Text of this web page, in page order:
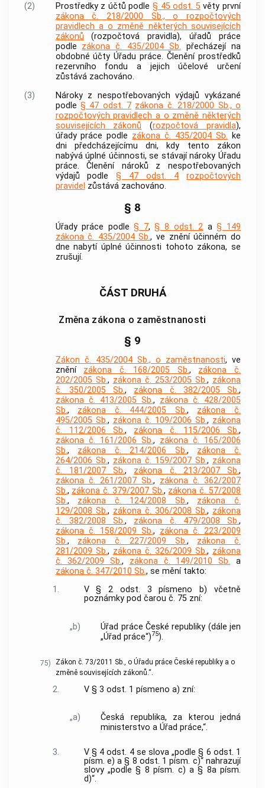
(2)
Prostředky z účtů podle § 45 odst. 5věty první
zákona č. 218/2000 Sb., o rozpočtových
pravidlech a o změně některých souvisejících
zákonů (rozpočtová pravidla), úřadů práce
podle zákona č. 435/2004 Sb. přecházejí na
obdobné účty Úřadu práce. Členění prostředků
rezervního fondu a jejich účelové určení
zůstává zachováno.
(3)
Nároky z nespotřebovaných výdajů vykázané
podle § 47 odst. 7 zákona č. 218/2000 Sb., o
rozpočtových pravidlech a o změně některých
souvisejících zákonů (rozpočtová pravidla),
úřady práce podle zákona č. 435/2004 Sb. ke
dni předcházejícímu dni, kdy tento zákon
nabývá úplné účinnosti, se stávají nároky Úřadu
práce. Členění nároků z nespotřebovaných
výdajů podle§ 47 odst. 4
rozpočtových
pravidel zůstává zachováno.
§ 8
Úřady práce podle§ 7,§ 8 odst. 2 a§ 149
zákona č. 435/2004 Sb., ve znění účinném do
dne nabytí úplné účinnosti tohoto zákona, se
zrušují.
ČÁST DRUHÁ
Změna zákona o zaměstnanosti
§ 9
Zákon č. 435/2004 Sb., o zaměstnanosti, ve
znění zákona č. 168/2005 Sb., zákona č.
202/2005 Sb., zákona č. 253/2005 Sb., zákona
č. 350/2005 Sb., zákona č. 382/2005 Sb.,
zákona č. 413/2005 Sb., zákona č. 428/2005
Sb., zákona č. 444/2005 Sb., zákona č.
495/2005 Sb., zákona č. 109/2006 Sb., zákona
č. 112/2006 Sb., zákona č. 115/2006 Sb.,
zákona č. 161/2006 Sb., zákona č. 165/2006
Sb., zákona č. 214/2006 Sb., zákona č.
264/2006 Sb., zákona č. 159/2007 Sb., zákona
č. 181/2007 Sb., zákona č. 213/2007 Sb.,
zákona č. 261/2007 Sb., zákona č. 362/2007
Sb., zákona č. 379/2007 Sb., zákona č. 57/2008
Sb., zákona č. 124/2008 Sb., zákona č.
129/2008 Sb., zákona č. 306/2008 Sb., zákona
č. 382/2008 Sb., zákona č. 479/2008 Sb.,
zákona č. 158/2009 Sb., zákona č. 223/2009
Sb., zákona č. 227/2009 Sb., zákona č.
281/2009 Sb., zákona č. 326/2009 Sb., zákona
č. 362/2009 Sb., zákona č. 149/2010 Sb. a
zákona č. 347/2010 Sb., se mění takto:
1.
V § 2 odst. 3 písmeno b) včetně
poznámky pod čarou č. 75 zní:
„b)
Úřad práce České republiky (dále jen
„Úřad práce“)75).
75)
Zákon č. 73/2011 Sb., o Úřadu práce České republiky a o
změně souvisejících zákonů.“.
2. V § 3 odst. 1 písmeno a) zní:
„a)
Česká republika, za kterou jedná
ministerstvo a Úřad práce,“.
3.
V § 4 odst. 4 se slova „podle § 6 odst. 1
písm. e) a § 8 odst. 1 písm. c)“ nahrazují
slovy „podle § 8 písm. c) a § 8a písm.
d)“.